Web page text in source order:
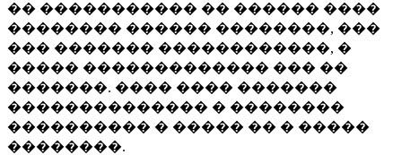
�� ����������� �� ������ ����
�������� ������ ��������, ���
��� ������� ������������, �
����� ������������� ��� ��
�������. ���� ���� �������
�������������� � ��������
���������� � ����� �� � �����
��������.